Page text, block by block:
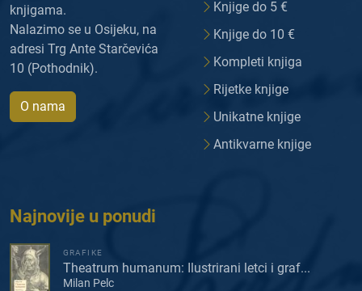
knjigama.
Nalazimo se u Osijeku, na
adresi Trg Ante Starčevića
10 (Pothodnik).
O nama
Knjige do 5 €
Knjige do 10 €
Kompleti knjiga
Rijetke knjige
Unikatne knjige
Antikvarne knjige
Najnovije u ponudi
GRAFIKE
Theatrum humanum: Ilustrirani letci i graf...
Milan Pelc